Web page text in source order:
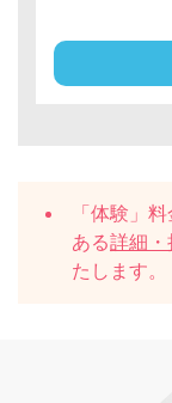
「体験」
ある詳細・
たします。